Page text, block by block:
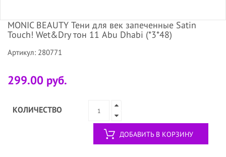
MONIC BEAUTY Тени для век запеченные Satin
Touch! Wet&Dry тон 11 Abu Dhabi (*3*48)
Артикул: 280771
299.00 руб.
КОЛИЧЕСТВО
ДОБАВИТЬ В КОРЗИНУ